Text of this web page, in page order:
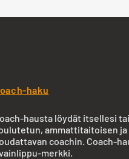
haku
hausta löydät itsellesi
ammattitaitoisen
coachin. Coach-
merkki.